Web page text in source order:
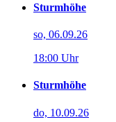
Sturmhöhe
so, 06.09.26
18:00 Uhr
Sturmhöhe
do, 10.09.26